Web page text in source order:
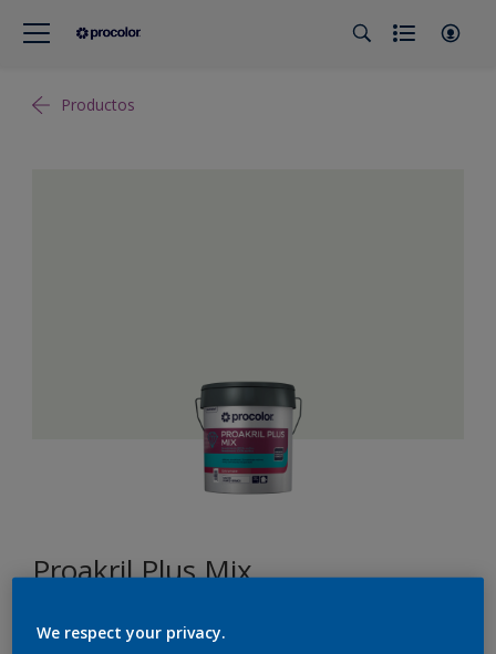
Productos
Proakril Plus Mix
KN.02.87
We respect your privacy.